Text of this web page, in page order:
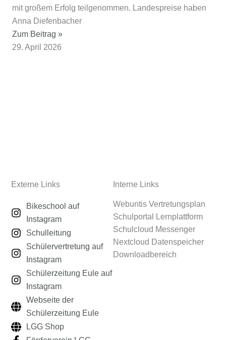
mit großem Erfolg teilgenommen. Landespreise haben
Anna Diefenbacher
Zum Beitrag »
29. April 2026
Interne Links
Webuntis Vertretungsplan
Schulportal Lernplattform
Schulcloud Messenger
Nextcloud Datenspeicher
Downloadbereich
Externe Links
Bikeschool auf
Instagram
Schulleitung
Schülervertretung auf
Instagram
Schülerzeitung Eule auf
Instagram
Webseite der
Schülerzeitung Eule
LGG Shop